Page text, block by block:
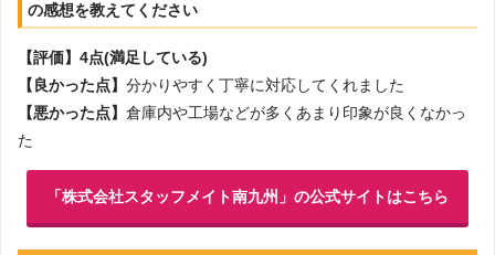
の感想を教えてください
【評価】4点(満足している)
【良かった点】 分かりやすく丁寧に対応してくれました
【悪かった点】 倉庫内や工場などが多くあまり印象が良くなかっ
た
「株式会社スタッフメイト南九州」の公式サイトはこちら